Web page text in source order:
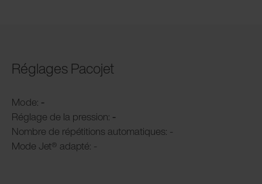
Réglages Pacojet
Mode: -
Réglage de la pression: -
Nombre de répétitions automatiques: -
Mode Jet® adapté: -